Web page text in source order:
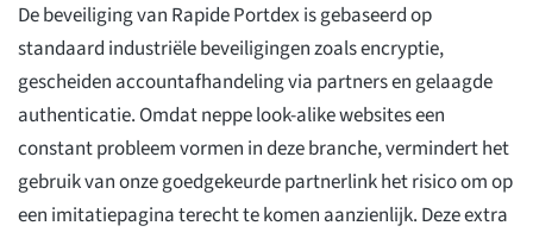
De beveiliging van Rapide Portdex is gebaseerd op
standaard industriële beveiligingen zoals encryptie,
gescheiden accountafhandeling via partners en gelaagde
authenticatie. Omdat neppe look-alike websites een
constant probleem vormen in deze branche, vermindert het
gebruik van onze goedgekeurde partnerlink het risico om op
een imitatiepagina terecht te komen aanzienlijk. Deze extra